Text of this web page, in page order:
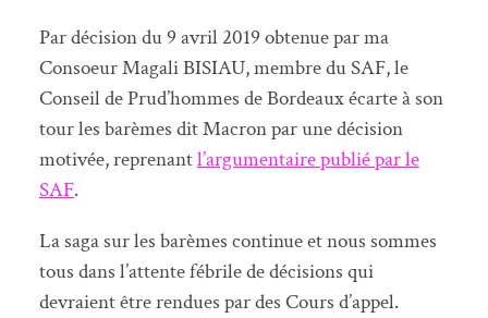
Par décision du 9 avril 2019 obtenue par ma
Consoeur Magali BISIAU, membre du SAF, le
Conseil de Prud’hommes de Bordeaux écarte à son
tour les barèmes dit Macron par une décision
motivée, reprenantl’argumentaire publié par le
SAF.
La saga sur les barèmes continue et nous sommes
tous dans l’attente fébrile de décisions qui
devraient être rendues par des Cours d’appel.